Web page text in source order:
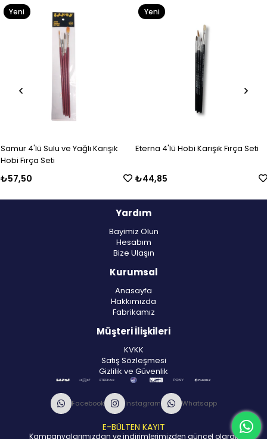
Samur 4'lü Sulu ve Yağlı Karışık
Hobi Fırça Seti
₺57,50
Yeni
Eterna 4'lü Hobi Karışık Fırça Seti
₺44,85
Yeni
Yardım
Bayimiz Olun
Hesabım
Bize Ulaşın
Kurumsal
Anasayfa
Hakkımızda
Fabrikamız
Müşteri İlişkileri
KVKK
Satış Sözleşmesi
Gizlilik ve Güvenlik
Facebook Instagram Whatsapp
E-BÜLTEN KAYIT
Kampanyalarımızdan ve indirimlerimizden güncel olarak